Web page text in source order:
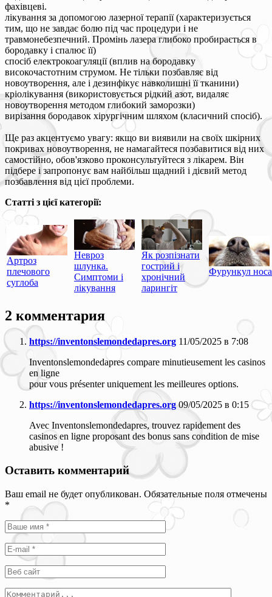
фахівцеві.
лікування за допомогою лазерної терапії (характеризується
тим, що не завдає болю під час процедури і не
травмонебезпечний. Промінь лазера глибоко пробирається в
бородавку і спалює її)
спосіб електрокоагуляції (вплив на бородавку
високочастотним струмом. Не тільки позбавляє від
новоутворення, але і дезинфікує навколишні її тканини)
кріолікування (використовується рідкий азот, видаляє
новоутворення методом глибокий заморозки)
вирізання бородавок хірургічним шляхом (класичний спосіб).
Ще раз акцентуємо увагу: якщо ви виявили на своїх шкірних
покривах новоутворення, не намагайтеся позбавитися від них
самостійно, обов'язково проконсультуйтеся з лікарем. Він
підбере і запропонує вам найбільш щадний і дієвий метод
позбавлення від цієї проблеми.
Статті з цієї категорії:
Артроз
плечового
суглоба
Невроз
шлунка.
Симптоми і
лікування
Як розпізнати
гострий і
хронічний
ларингіт
Фурункул носа
2 комментария
https://inventonslemondedapres.org 11/05/2025 в 7:08
Inventonslemondedapres compare minutieusement les casinos
en ligne
pour vous présenter uniquement les meilleures options.
https://inventonslemondedapres.org 09/05/2025 в 0:15
Avec Inventonslemondedapres, trouvez rapidement des
casinos en ligne proposant des bonus sans condition de mise
abusive !
Оставить комментарий
Ваш email не будет опубликован. Обязательные поля отмечены
*